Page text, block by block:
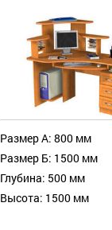
Размер А: 800 мм
Размер Б: 1500 мм
Глубина: 500 мм
Высота: 1500 мм